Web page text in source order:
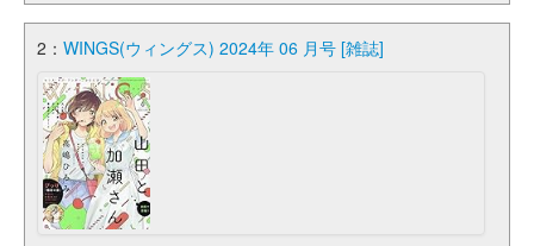
2： WINGS(ウィングス) 2024年 06 月号 [雑誌]